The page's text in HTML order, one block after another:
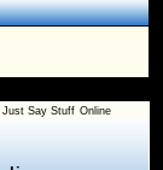
Just Say Stuff Online